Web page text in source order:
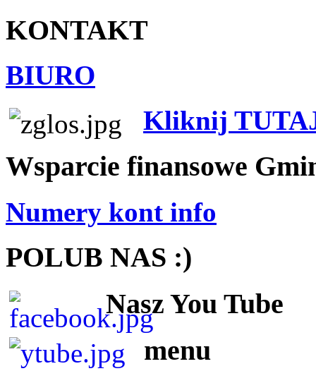
KONTAKT
BIURO
Kliknij
Wsparcie finansowe
Numery kont info
POLUB NAS :)
Nasz You Tube
menu